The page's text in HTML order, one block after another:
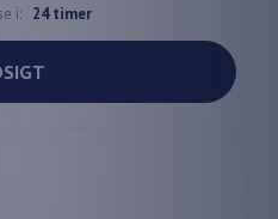
i: 24 timer